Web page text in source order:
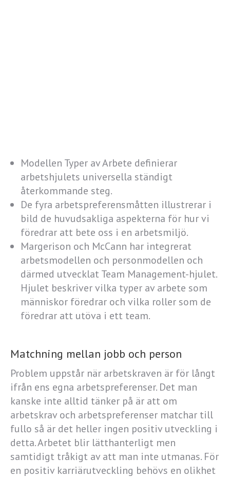
Modellen Typer av Arbete definierar
arbetshjulets universella ständigt
återkommande steg.
De fyra arbetspreferensmåtten illustrerar i
bild de huvudsakliga aspekterna för hur vi
föredrar att bete oss i en arbetsmiljö.
Margerison och McCann har integrerat
arbetsmodellen och personmodellen och
därmed utvecklat Team Management-hjulet.
Hjulet beskriver vilka typer av arbete som
människor föredrar och vilka roller som de
föredrar att utöva i ett team.
Matchning mellan jobb och person
Problem uppstår när arbetskraven är för långt
ifrån ens egna arbetspreferenser. Det man
kanske inte alltid tänker på är att om
arbetskrav och arbetspreferenser matchar till
fullo så är det heller ingen positiv utveckling i
detta. Arbetet blir lätthanterligt men
samtidigt tråkigt av att man inte utmanas. För
en positiv karriärutveckling behövs en olikhet